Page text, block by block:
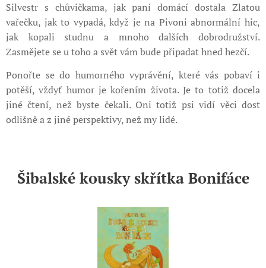
Silvestr s chůvičkama, jak paní domácí dostala Zlatou
vařečku, jak to vypadá, když je na Pivoni abnormální hic,
jak kopali studnu a mnoho dalších dobrodružství.
Zasmějete se u toho a svět vám bude připadat hned hezčí.
Ponořte se do humorného vyprávění, které vás pobaví i
potěší, vždyť humor je kořením života. Je to totiž docela
jiné čtení, než byste čekali. Oni totiž psi vidí věci dost
odlišně a z jiné perspektivy, než my lidé.
Šibalské kousky skřítka Bonifáce